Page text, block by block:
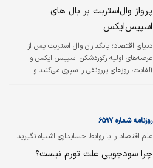
بیت‌کوین جهان بود، اما اکنون بر اساس آمار
Hashrate Index با سهم ۰.۲ درصدی از هش‌ریت
شبکه، در جایگاه هفدهم قرار دارد.
پرواز وال‌استریت بر بال های
اسپیس‌ایکس
دنیای اقتصاد؛ بانکداران وال استریت پس از
عرضه‌های اولیه رکوردشکن اسپیس ایکس و
آلفابت، روزهای پررونقی را سپری می‌کنند و
علم اقتصاد را با روابط حسابداری اشتباه نگیرید
روزنامه شماره ۶۵۹۷
چرا سودجویی علت تورم نیست؟